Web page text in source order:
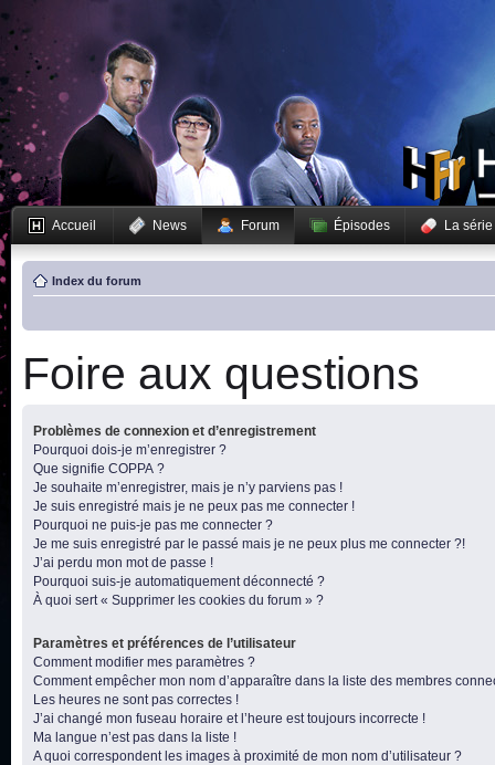
Accueil News Forum Épisodes La série
Index du forum
Foire aux questions
Problèmes de connexion et d’enregistrement
Pourquoi dois-je m’enregistrer ?
Que signifie COPPA ?
Je souhaite m’enregistrer, mais je n’y parviens pas !
Je suis enregistré mais je ne peux pas me connecter !
Pourquoi ne puis-je pas me connecter ?
Je me suis enregistré par le passé mais je ne peux plus me connecter ?!
J’ai perdu mon mot de passe !
Pourquoi suis-je automatiquement déconnecté ?
À quoi sert « Supprimer les cookies du forum » ?
Paramètres et préférences de l’utilisateur
Comment modifier mes paramètres ?
Comment empêcher mon nom d’apparaître dans la liste des membres
Les heures ne sont pas correctes !
J’ai changé mon fuseau horaire et l’heure est toujours incorrecte !
Ma langue n’est pas dans la liste !
A quoi correspondent les images à proximité de mon nom d’utilisateur ?